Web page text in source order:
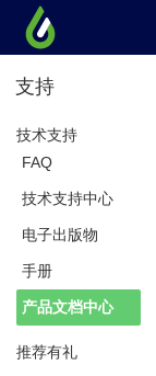
支持
技术支持
FAQ
技术支持中心
电子出版物
手册
产品文档中心
推荐有礼